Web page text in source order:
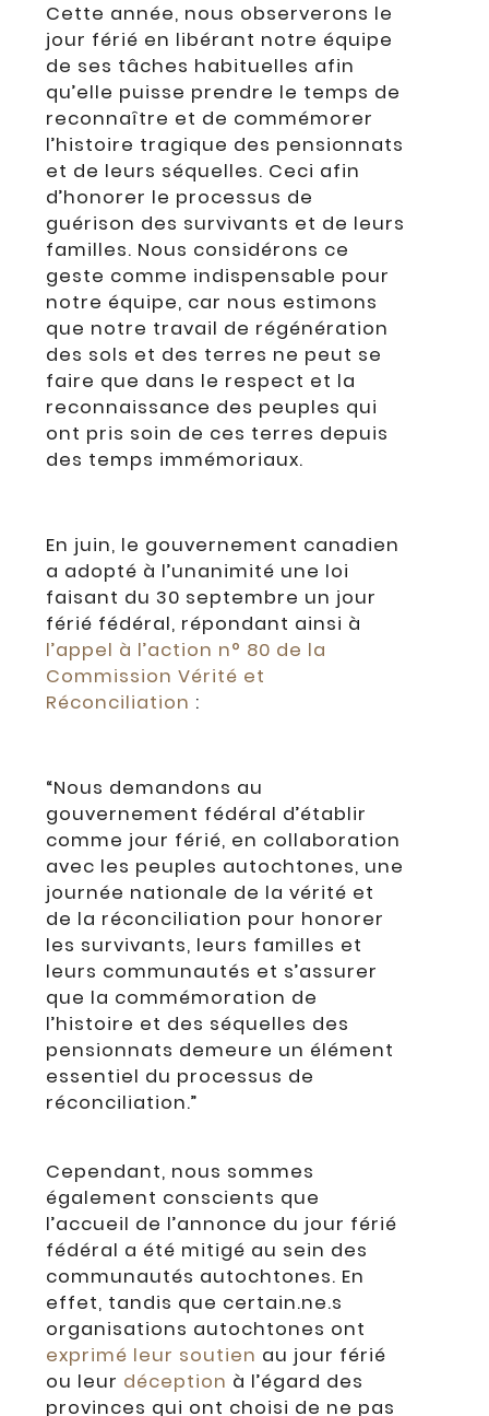
Cette année, nous observerons le
jour férié en libérant notre équipe
de ses tâches habituelles afin
qu’elle puisse prendre le temps de
reconnaître et de commémorer
l’histoire tragique des pensionnats
et de leurs séquelles. Ceci afin
d’honorer le processus de
guérison des survivants et de leurs
familles. Nous considérons ce
geste comme indispensable pour
notre équipe, car nous estimons
que notre travail de régénération
des sols et des terres ne peut se
faire que dans le respect et la
reconnaissance des peuples qui
ont pris soin de ces terres depuis
des temps immémoriaux.
En juin, le gouvernement canadien
a adopté à l’unanimité une loi
faisant du 30 septembre un jour
férié fédéral, répondant ainsi à
l’appel à l’action n° 80 de la
Commission Vérité et
Réconciliation :
“Nous demandons au
gouvernement fédéral d’établir
comme jour férié, en collaboration
avec les peuples autochtones, une
journée nationale de la vérité et
de la réconciliation pour honorer
les survivants, leurs familles et
leurs communautés et s’assurer
que la commémoration de
l’histoire et des séquelles des
pensionnats demeure un élément
essentiel du processus de
réconciliation.”
Cependant, nous sommes
également conscients que
l’accueil de l’annonce du jour férié
fédéral a été mitigé au sein des
communautés autochtones. En
effet, tandis que certain.ne.s
organisations autochtones ont
exprimé leur soutien au jour férié
ou leur déception à l’égard des
provinces qui ont choisi de ne pas